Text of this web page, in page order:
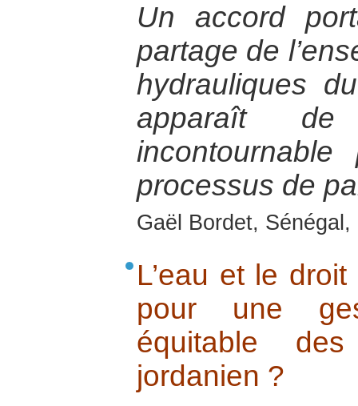
Un accord
partage de
hydrauliques
apparaît
processus de
Gaël Bordet,
L’eau et le
pour une
équitable
jordanien ?